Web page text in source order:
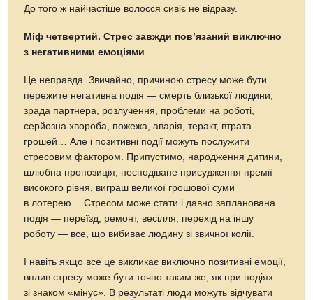
До того ж найчастіше волосся сивіє не відразу.
Міф четвертий. Стрес завжди пов’язаний виключно
з негативними емоціями
Це неправда. Звичайно, причиною стресу може бути
пережите негативна подія — смерть близької людини,
зрада партнера, розлучення, проблеми на роботі,
серйозна хвороба, пожежа, аварія, теракт, втрата
грошей… Але і позитивні події можуть послужити
стресовим фактором. Припустимо, народження дитини,
шлюбна пропозиція, несподіване присудження премії
високого рівня, виграш великої грошової суми
в лотерею… Стресом може стати і давно запланована
подія — переїзд, ремонт, весілля, перехід на іншу
роботу — все, що вибиває людину зі звичної колії.
І навіть якщо все це викликає виключно позитивні емоції,
вплив стресу може бути точно таким же, як при подіях
зі знаком «мінус». В результаті люди можуть відчувати